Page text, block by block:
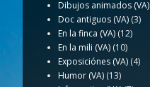
Dibujos animados (VA)
Doc antiguos (VA) (3)
En la finca (VA) (12)
En la mili (VA) (10)
Exposiciónes (VA) (4)
Humor (VA) (13)